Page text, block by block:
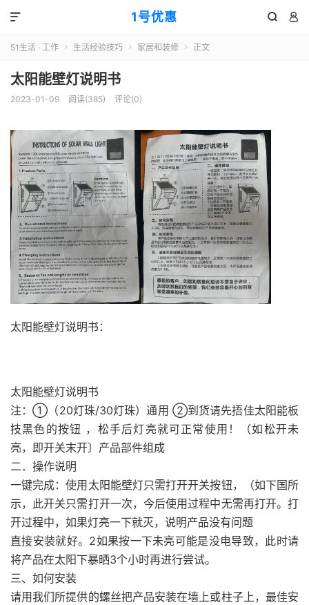
1号优惠  

51生活 · 工作  生活经验技巧  家居和装修  正文
太阳能壁灯说明书
2023-01-09 阅读(385) 评论(0)
太阳能壁灯说明书：
太阳能壁灯说明书
注：①（20灯珠/30灯珠）通用 ②到货请先捂佳太阳能板
技黑色的按钮 ，松手后灯亮就可正常使用！（如松开未
亮，即开关末开〕产品部件组成
二．操作说明
一键完成：使用太阳能壁灯只需打开开关按钮，（如下国所
示，此开关只需打开一次，今后使用过程中无需再打开。打
开过程中，如果灯亮一下就灭，说明产品没有问题
直接安装就好。2如果按一下未亮可能是没电导致，此时请
将产品在太阳下暴晒3个小时再进行尝试。
三、如何安装
请用我们所提供的螺丝把产品安装在墙上或柱子上，最佳安